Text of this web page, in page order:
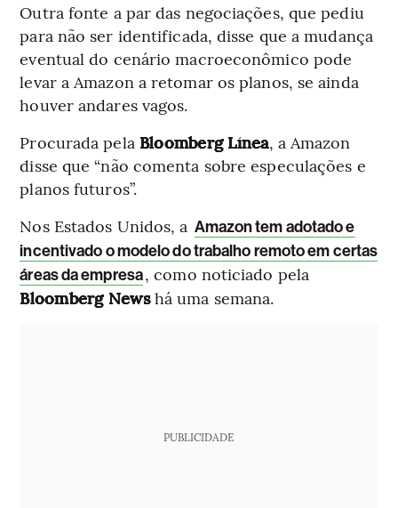
Outra fonte a par das negociações, que pediu
para não ser identificada, disse que a mudança
eventual do cenário macroeconômico pode
levar a Amazon a retomar os planos, se ainda
houver andares vagos.
Procurada pela Bloomberg Línea, a Amazon
disse que “não comenta sobre especulações e
planos futuros”.
Nos Estados Unidos, a Amazon tem adotado e
incentivado o modelo do trabalho remoto em certas
áreas da empresa, como noticiado pela
Bloomberg Newshá uma semana.
PUBLICIDADE